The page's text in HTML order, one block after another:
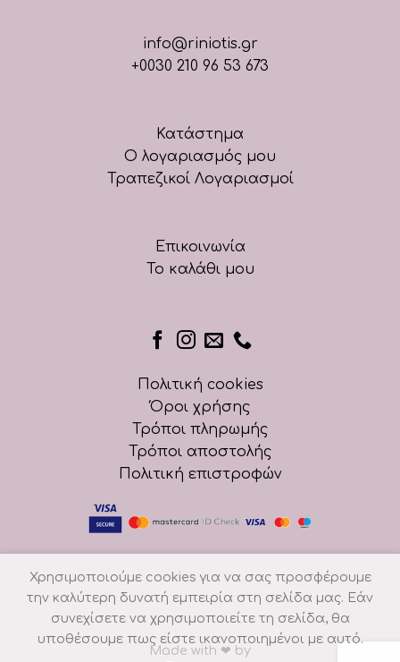
info@riniotis.gr
+0030 210 96 53 673
Κατάστημα
Ο λογαριασμός μου
Τραπεζικοί Λογαριασμοί
Επικοινωνία
Το καλάθι μου
Πολιτική cookies
Όροι χρήσης
Τρόποι πληρωμής
Τρόποι αποστολής
Πολιτική επιστροφών
Made with ❤ by
Χρησιμοποιούμε cookies για να σας προσφέρουμε
την καλύτερη δυνατή εμπειρία στη σελίδα μας. Εάν
συνεχίσετε να χρησιμοποιείτε τη σελίδα, θα
υποθέσουμε πως είστε ικανοποιημένοι με αυτό.